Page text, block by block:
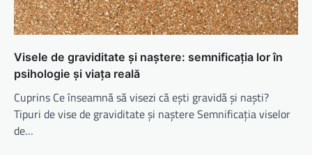
Visele de graviditate și naștere: semnificația lor în
psihologie și viața reală
Cuprins Ce înseamnă să visezi că ești gravidă și naști?
Tipuri de vise de graviditate și naștere Semnificația viselor
de…